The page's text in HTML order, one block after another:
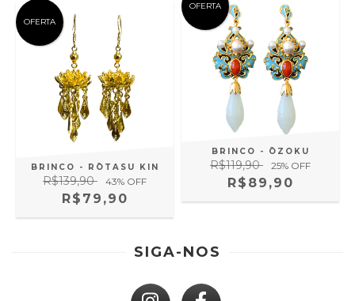
OFERTA
BRINCO - RŌTASU KIN
R$139,90 43% OFF
R$79,90
OFERTA
BRINCO - ŌZOKU
R$119,90 25% OFF
R$89,90
SIGA-NOS